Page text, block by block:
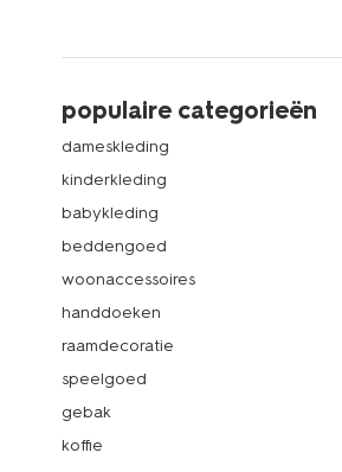
populaire categorieën
dameskleding
kinderkleding
babykleding
beddengoed
woonaccessoires
handdoeken
raamdecoratie
speelgoed
gebak
koffie